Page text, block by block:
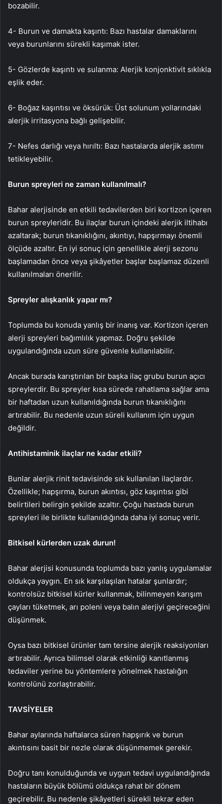
bozabilir.
4- Burun ve damakta kaşıntı: Bazı hastalar damaklarını
veya burunlarını sürekli kaşımak ister.
5- Gözlerde kaşıntı ve sulanma: Alerjik konjonktivit sıklıkla
eşlik eder.
6- Boğaz kaşıntısı ve öksürük: Üst solunum yollarındaki
alerjik irritasyona bağlı gelişebilir.
7- Nefes darlığı veya hırıltı: Bazı hastalarda alerjik astımı
tetikleyebilir.
Burun spreyleri ne zaman kullanılmalı?
Bahar alerjisinde en etkili tedavilerden biri kortizon içeren
burun spreyleridir. Bu ilaçlar burun içindeki alerjik iltihabı
azaltarak; burun tıkanıklığını, akıntıyı, hapşırmayı önemli
ölçüde azaltır. En iyi sonuç için genellikle alerji sezonu
başlamadan önce veya şikâyetler başlar başlamaz düzenli
kullanılmaları önerilir.
Spreyler alışkanlık yapar mı?
Toplumda bu konuda yanlış bir inanış var. Kortizon içeren
alerji spreyleri bağımlılık yapmaz. Doğru şekilde
uygulandığında uzun süre güvenle kullanılabilir.
Ancak burada karıştırılan bir başka ilaç grubu burun açıcı
spreylerdir. Bu spreyler kısa sürede rahatlama sağlar ama
bir haftadan uzun kullanıldığında burun tıkanıklığını
artırabilir. Bu nedenle uzun süreli kullanım için uygun
değildir.
Antihistaminik ilaçlar ne kadar etkili?
Bunlar alerjik rinit tedavisinde sık kullanılan ilaçlardır.
Özellikle; hapşırma, burun akıntısı, göz kaşıntısı gibi
belirtileri belirgin şekilde azaltır. Çoğu hastada burun
spreyleri ile birlikte kullanıldığında daha iyi sonuç verir.
Bitkisel kürlerden uzak durun!
Bahar alerjisi konusunda toplumda bazı yanlış uygulamalar
oldukça yaygın. En sık karşılaşılan hatalar şunlardır;
kontrolsüz bitkisel kürler kullanmak, bilinmeyen karışım
çayları tüketmek, arı poleni veya balın alerjiyi geçireceğini
düşünmek.
Oysa bazı bitkisel ürünler tam tersine alerjik reaksiyonları
artırabilir. Ayrıca bilimsel olarak etkinliği kanıtlanmış
tedaviler yerine bu yöntemlere yönelmek hastalığın
kontrolünü zorlaştırabilir.
TAVSİYELER
Bahar aylarında haftalarca süren hapşırık ve burun
akıntısını basit bir nezle olarak düşünmemek gerekir.
Doğru tanı konulduğunda ve uygun tedavi uygulandığında
hastaların büyük bölümü oldukça rahat bir dönem
geçirebilir. Bu nedenle şikâyetleri sürekli tekrar eden